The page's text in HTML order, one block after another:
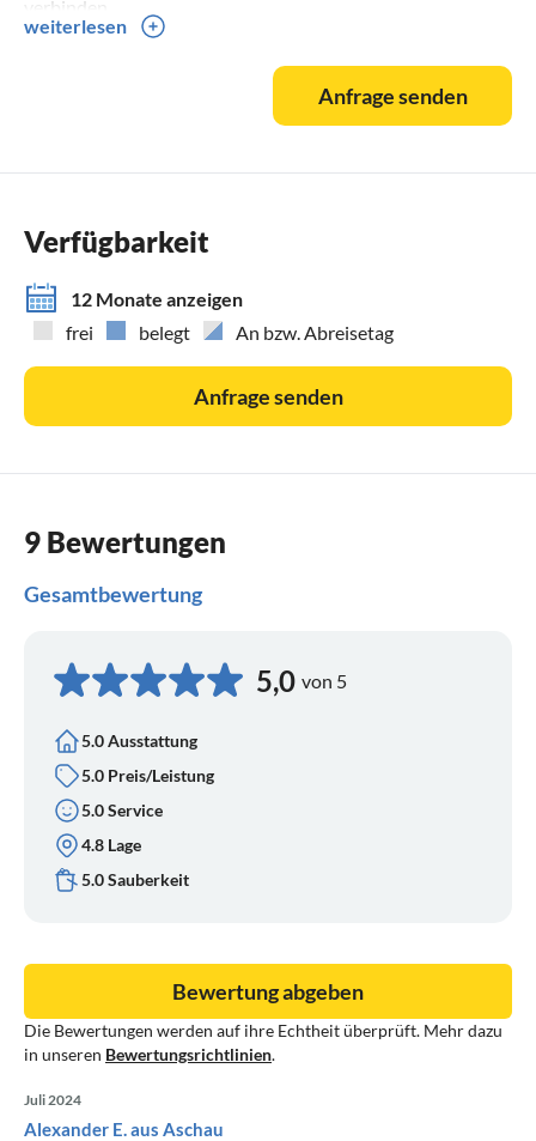
verbinden .
weiterlesen
Anfrage senden
Verfügbarkeit
12 Monate anzeigen
frei
belegt An bzw. Abreisetag
Anfrage senden
9 Bewertungen
Gesamtbewertung
5,0 von 5
5.0 Ausstattung
5.0 Preis/Leistung
5.0 Service
4.8 Lage
5.0 Sauberkeit
Die Bewertungen werden auf ihre Echtheit überprüft. Mehr dazu
in unseren Bewertungsrichtlinien.
Bewertung abgeben
Juli 2024
Alexander E. aus Aschau